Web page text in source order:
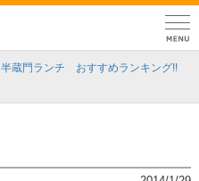
半蔵門ランチ おすすめランキング!!